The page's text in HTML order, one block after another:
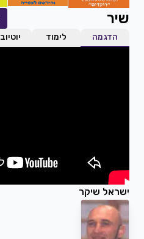
שיר
הדגמה
לימוד יוטיוב 1
ישראל שיקר